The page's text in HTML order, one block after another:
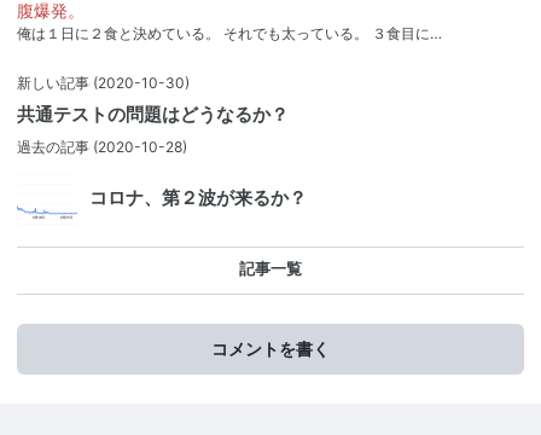
腹爆発。
俺は１日に２食と決めている。 それでも太っている。 ３食目に…
新しい記事 (2020-10-30)
共通テストの問題はどうなるか？
過去の記事 (2020-10-28)
コロナ、第２波が来るか？
記事一覧
コメントを書く